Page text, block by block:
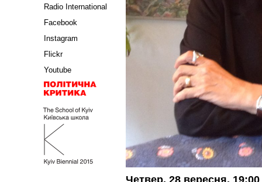
Radio International
Facebook
Instagram
Flickr
Youtube
Четвер, 28 вересня, 19:00